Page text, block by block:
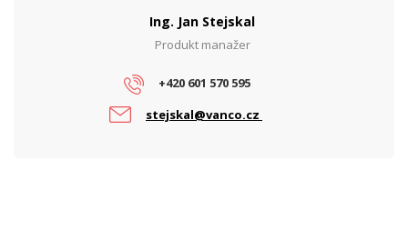
Ing. Jan Stejskal
Produkt manažer
+420 601 570 595
stejskal@vanco.cz